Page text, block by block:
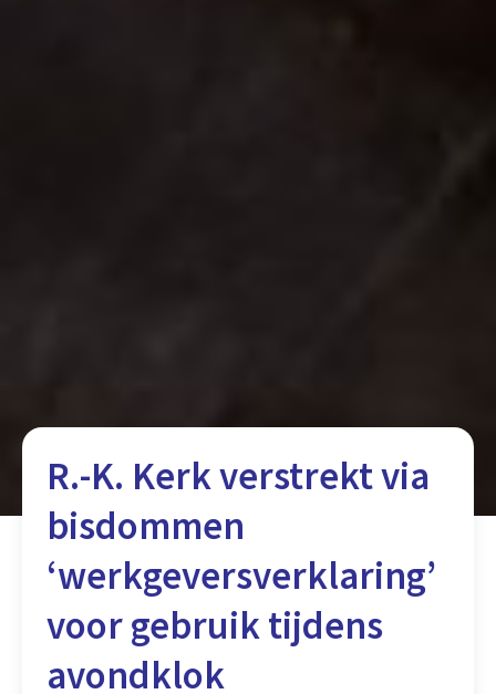
R.-K. Kerk verstrekt via
bisdommen
‘werkgeversverklaring’
voor gebruik tijdens
avondklok